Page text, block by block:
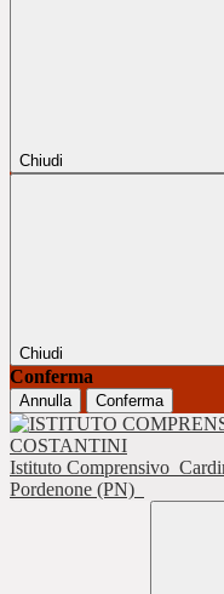
Chiudi
Chiudi
Conferma
Annulla Conferma
Istituto Comprensivo
Pordenone (PN)